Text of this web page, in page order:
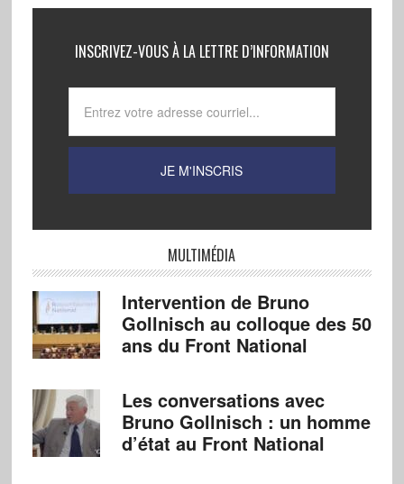
INSCRIVEZ-VOUS À LA LETTRE D’INFORMATION
MULTIMÉDIA
Intervention de Bruno
Gollnisch au colloque des 50
ans du Front National
Les conversations avec
Bruno Gollnisch : un homme
d’état au Front National